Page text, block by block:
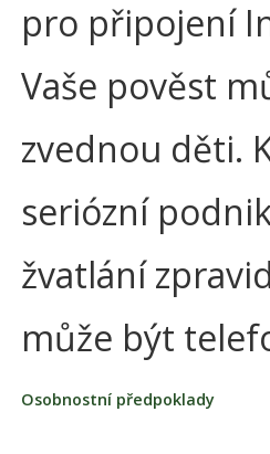
pro připojení
Vaše pověst
zvednou děti.
seriózní
žvatlání
může být
Osobnostní předpoklady